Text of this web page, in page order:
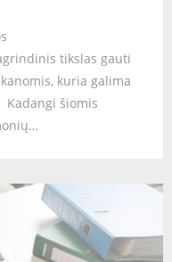
tikslas gauti
kuria galima
šiomis